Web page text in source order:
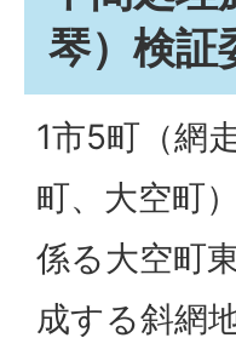
琴）検証
1市5町（網
町、大空町
係る大空町
成する斜網